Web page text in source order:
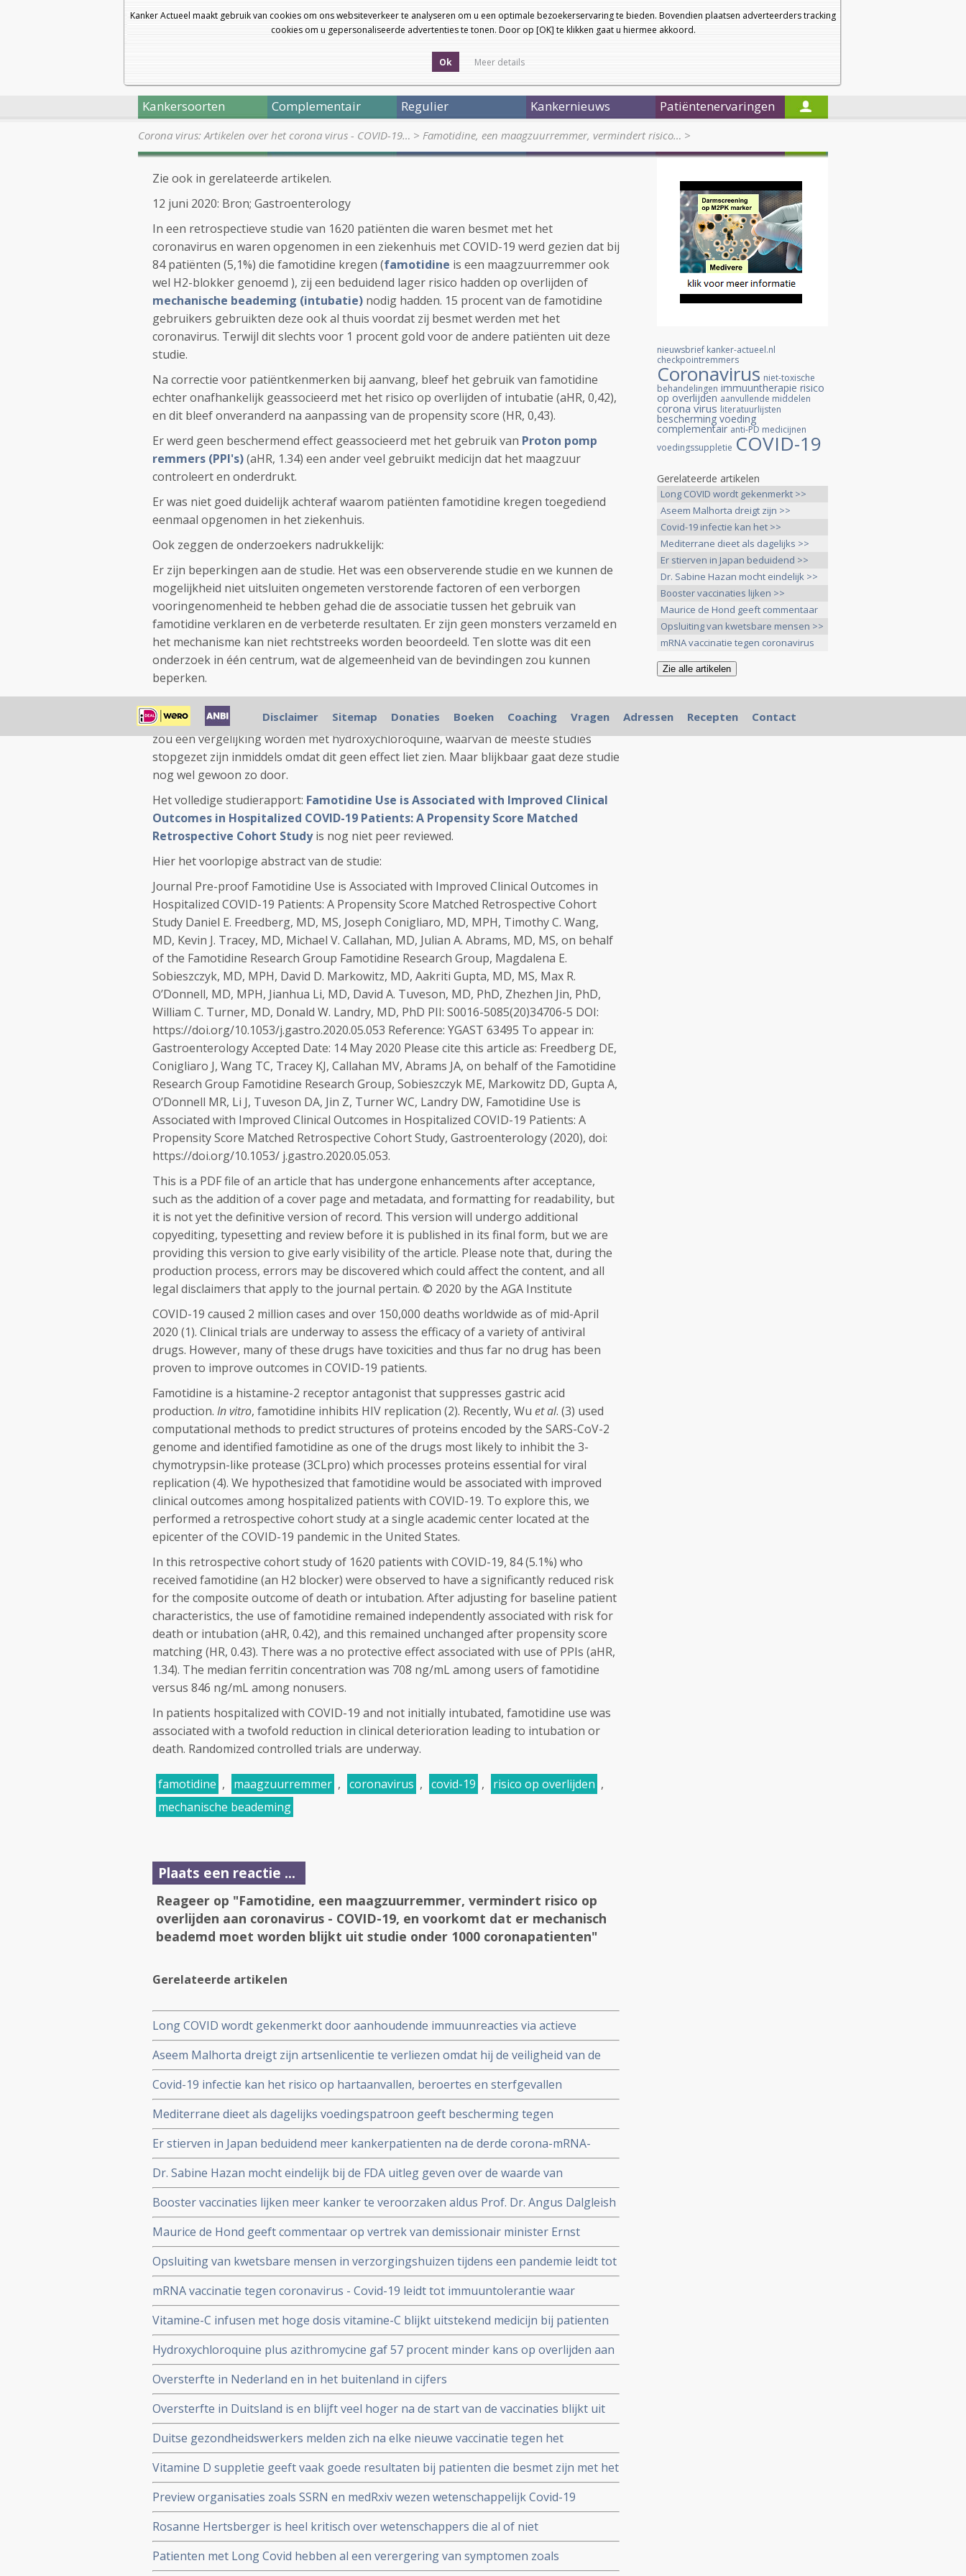
Kanker Actueel maakt gebruik van cookies om ons websiteverkeer te analyseren om u een optimale bezoekerservaring te bieden. Bovendien plaatsen adverteerders tracking
cookies om u gepersonaliseerde advertenties te tonen. Door op [OK] te klikken gaat u hiermee akkoord.
Ok Meer details
a
a
Nieuwsbrief
Startpagina
Kankersoorten Complementair Regulier Kankernieuws Patiëntenervaringen
Corona virus: Artikelen over het corona virus - COVID-19… > Famotidine, een maagzuurremmer, vermindert risico… >
Zie ook in gerelateerde artikelen.
12 juni 2020: Bron; Gastroenterology
In een retrospectieve studie van 1620 patiënten die waren besmet met het
coronavirus en waren opgenomen in een ziekenhuis met COVID-19 werd gezien dat bij
84 patiënten (5,1%) die famotidine kregen (famotidine is een maagzuurremmer ook
wel H2-blokker genoemd ), zij een beduidend lager risico hadden op overlijden of
mechanische beademing (intubatie) nodig hadden. 15 procent van de famotidine
gebruikers gebruikten deze ook al thuis voordat zij besmet werden met het
coronavirus. Terwijl dit slechts voor 1 procent gold voor de andere patiënten uit deze
studie.
Na correctie voor patiëntkenmerken bij aanvang, bleef het gebruik van famotidine
echter onafhankelijk geassocieerd met het risico op overlijden of intubatie (aHR, 0,42),
en dit bleef onveranderd na aanpassing van de propensity score (HR, 0,43).
Er werd geen beschermend effect geassocieerd met het gebruik van Proton pomp
remmers (PPI's)(aHR, 1.34) een ander veel gebruikt medicijn dat het maagzuur
controleert en onderdrukt.
Er was niet goed duidelijk achteraf waarom patiënten famotidine kregen toegediend
eenmaal opgenomen in het ziekenhuis.
Ook zeggen de onderzoekers nadrukkelijk:
Er zijn beperkingen aan de studie. Het was een observerende studie en we kunnen de
mogelijkheid niet uitsluiten ongemeten verstorende factoren of een verborgen
vooringenomenheid te hebben gehad die de associatie tussen het gebruik van
famotidine verklaren en de verbeterde resultaten. Er zijn geen monsters verzameld en
het mechanisme kan niet rechtstreeks worden beoordeeld. Ten slotte was dit een
onderzoek in één centrum, wat de algemeenheid van de bevindingen zou kunnen
beperken.
Daarom is nu een gerandomiseerde studie opgezet:
Trials for Novel Coronavirus Infectious Disease (COVID-19) Treatment Echter dit
zou een vergelijking worden met hydroxychloroquine, waarvan de meeste studies
stopgezet zijn inmiddels omdat dit geen effect liet zien. Maar blijkbaar gaat deze studie
nog wel gewoon zo door.
Het volledige studierapport: Famotidine Use is Associated with Improved Clinical
Outcomes in Hospitalized COVID-19 Patients: A Propensity Score Matched
Retrospective Cohort Study is nog niet peer reviewed.
Hier het voorlopige abstract van de studie:
Journal Pre-proof Famotidine Use is Associated with Improved Clinical Outcomes in
Hospitalized COVID-19 Patients: A Propensity Score Matched Retrospective Cohort
Study Daniel E. Freedberg, MD, MS, Joseph Conigliaro, MD, MPH, Timothy C. Wang,
MD, Kevin J. Tracey, MD, Michael V. Callahan, MD, Julian A. Abrams, MD, MS, on behalf
of the Famotidine Research Group Famotidine Research Group, Magdalena E.
Sobieszczyk, MD, MPH, David D. Markowitz, MD, Aakriti Gupta, MD, MS, Max R.
O’Donnell, MD, MPH, Jianhua Li, MD, David A. Tuveson, MD, PhD, Zhezhen Jin, PhD,
William C. Turner, MD, Donald W. Landry, MD, PhD PII: S0016-5085(20)34706-5 DOI:
https://doi.org/10.1053/j.gastro.2020.05.053 Reference: YGAST 63495 To appear in:
Gastroenterology Accepted Date: 14 May 2020 Please cite this article as: Freedberg DE,
Conigliaro J, Wang TC, Tracey KJ, Callahan MV, Abrams JA, on behalf of the Famotidine
Research Group Famotidine Research Group, Sobieszczyk ME, Markowitz DD, Gupta A,
O’Donnell MR, Li J, Tuveson DA, Jin Z, Turner WC, Landry DW, Famotidine Use is
Associated with Improved Clinical Outcomes in Hospitalized COVID-19 Patients: A
Propensity Score Matched Retrospective Cohort Study, Gastroenterology (2020), doi:
https://doi.org/10.1053/ j.gastro.2020.05.053.
This is a PDF file of an article that has undergone enhancements after acceptance,
such as the addition of a cover page and metadata, and formatting for readability, but
it is not yet the definitive version of record. This version will undergo additional
copyediting, typesetting and review before it is published in its final form, but we are
providing this version to give early visibility of the article. Please note that, during the
production process, errors may be discovered which could affect the content, and all
legal disclaimers that apply to the journal pertain. © 2020 by the AGA Institute
COVID-19 caused 2 million cases and over 150,000 deaths worldwide as of mid-April
2020 (1). Clinical trials are underway to assess the efficacy of a variety of antiviral
drugs. However, many of these drugs have toxicities and thus far no drug has been
proven to improve outcomes in COVID-19 patients.
Famotidine is a histamine-2 receptor antagonist that suppresses gastric acid
production. In vitro, famotidine inhibits HIV replication (2). Recently, Wu et al. (3) used
computational methods to predict structures of proteins encoded by the SARS-CoV-2
genome and identified famotidine as one of the drugs most likely to inhibit the 3-
chymotrypsin-like protease (3CLpro) which processes proteins essential for viral
replication (4). We hypothesized that famotidine would be associated with improved
clinical outcomes among hospitalized patients with COVID-19. To explore this, we
performed a retrospective cohort study at a single academic center located at the
epicenter of the COVID-19 pandemic in the United States.
In this retrospective cohort study of 1620 patients with COVID-19, 84 (5.1%) who
received famotidine (an H2 blocker) were observed to have a significantly reduced risk
for the composite outcome of death or intubation. After adjusting for baseline patient
characteristics, the use of famotidine remained independently associated with risk for
death or intubation (aHR, 0.42), and this remained unchanged after propensity score
matching (HR, 0.43). There was a no protective effect associated with use of PPIs (aHR,
1.34). The median ferritin concentration was 708 ng/mL among users of famotidine
versus 846 ng/mL among nonusers.
In patients hospitalized with COVID-19 and not initially intubated, famotidine use was
associated with a twofold reduction in clinical deterioration leading to intubation or
death. Randomized controlled trials are underway.
famotidine , maagzuurremmer , coronavirus , covid-19 , risico op overlijden ,
mechanische beademing
Plaats een reactie ...
Reageer op "Famotidine, een maagzuurremmer, vermindert risico op
overlijden aan coronavirus - COVID-19, en voorkomt dat er mechanisch
beademd moet worden blijkt uit studie onder 1000 coronapatienten"
Gerelateerde artikelen
Long COVID wordt gekenmerkt door aanhoudende immuunreacties via actieve
cytotoxische CD8+ T-cellen op het SARS-CoV-2 virus gecombineerd met
immuunreacties op de herpesvirussen Epstein-Barr-virus en cytomegalovirus bij
patienten met aanhoudende Long Covid
Aseem Malhorta dreigt zijn artsenlicentie te verliezen omdat hij de veiligheid van de
Covid mRNA vaccins ter discussie stelde in een studierapport nadat zijn vader op 73
jarige leeftijd plotseling overleedt aan een hartaanval
Covid-19 infectie kan het risico op hartaanvallen, beroertes en sterfgevallen
gedurende drie jaar na een infectie verhogen
Mediterrane dieet als dagelijks voedingspatroon geeft bescherming tegen
coronavirus - Covid-19 blijkt uit meta analyse van 6 grote studies
Er stierven in Japan beduidend meer kankerpatienten na de derde corona-mRNA-
vaccinatie in vergelijking met andere jaren
Dr. Sabine Hazan mocht eindelijk bij de FDA uitleg geven over de waarde van
complementaire middelen en de samenstelling van de darmflora bij Covid infectie.
Booster vaccinaties lijken meer kanker te veroorzaken aldus Prof. Dr. Angus Dalgleish
en waarschuwt voor gebruik van mRNA vaccins als booster.
Maurice de Hond geeft commentaar op vertrek van demissionair minister Ernst
Kuipers en verhoor van Fauci in Amerika en weerlegt RIVM onderzoeken in
genadeloze analyse
Opsluiting van kwetsbare mensen in verzorgingshuizen tijdens een pandemie leidt tot
de slechtst mogelijke resultaten
mRNA vaccinatie tegen coronavirus - Covid-19 leidt tot immuuntolerantie waar
natuurlijke infectie met Sars-Cov-2 leidt tot langdurige duurzame bescherming
Vitamine-C infusen met hoge dosis vitamine-C blijkt uitstekend medicijn bij patienten
besmet met het corona virus (COVID-19) en al met longontstekingen, blijkt uit Chinese
Studie.
Hydroxychloroquine plus azithromycine gaf 57 procent minder kans op overlijden aan
coronavirus besmetting bij patienten opgenomen in het ziekenhuis blijkt uit grote
Belgische studie
Oversterfte in Nederland en in het buitenland in cijfers
Oversterfte in Duitsland is en blijft veel hoger na de start van de vaccinaties blijkt uit
peer reviewed studie en artsencollectief schrijft daarover
Duitse gezondheidswerkers melden zich na elke nieuwe vaccinatie tegen het
coronavirus - Covid-19 vaker ziek blijkt uit vergelijkende studie tussen eerste, tweede
en derde vaccinatierondes
Vitamine D suppletie geeft vaak goede resultaten bij patienten die besmet zijn met het
coronavirus - Covid-19 en al opgenomen in het ziekenhuis. Laat een grote meta-
analyse zien van alle studies wereldwijd
Preview organisaties zoals SSRN en medRxiv wezen wetenschappelijk Covid-19
onderzoek af als die afweken van Amerikaans overheidsstandpunt over Covid-19 en
de maatregelen.
Rosanne Hertsberger is heel kritisch over wetenschappers die al of niet
gemanipuleeerd zwegen over misvattingen tijdens de coronacrisis
Patienten met Long Covid hebben al een verergering van symptomen zoals
vermoeidheid, moeite met het reguleren van de lichaamstemperatuur en cognitieve
nieuwsbrief kanker-actueel.nl
checkpointremmers
Coronavirus niet-toxische
behandelingen immuuntherapie risico
op overlijden aanvullende middelen
corona virus literatuurlijsten
bescherming voeding
complementair anti-PD medicijnen
voedingssuppletie COVID-19
Gerelateerde artikelen
Long COVID wordt gekenmerkt >>
Aseem Malhorta dreigt zijn >>
Covid-19 infectie kan het >>
Mediterrane dieet als dagelijks >>
Er stierven in Japan beduidend >>
Dr. Sabine Hazan mocht eindelijk >>
Booster vaccinaties lijken >>
Maurice de Hond geeft commentaar
>>
Opsluiting van kwetsbare mensen >>
mRNA vaccinatie tegen coronavirus
>>
Disclaimer Sitemap Donaties Boeken Coaching Vragen Adressen Recepten Contact